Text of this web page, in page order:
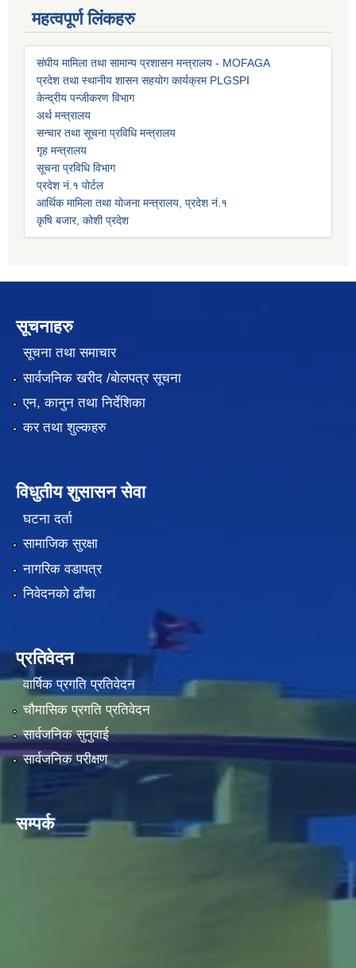
महत्वपूर्ण लिंकहरु
संघीय मामिला तथा सामान्य प्रशासन मन्त्रालय - MOFAGA
प्रदेश तथा स्थानीय शासन सहयोग कार्यक्रम PLGSPI
केन्द्रीय पन्जीकरण विभाग
अर्थ मन्त्रालय
सन्चार तथा सूचना प्रविधि मन्त्रालय
गृह मन्त्रालय
सूचना प्रविधि विभाग
प्रदेश नं.१ पोर्टल
आर्थिक मामिला तथा योजना मन्त्रालय, प्रदेश नं.१
कृषि बजार, कोशी प्रदेश
सूचनाहरु
सूचना तथा समाचार
सार्वजनिक खरीद /बोलपत्र सूचना
एन, कानुन तथा निर्देशिका
कर तथा शुल्कहरु
विधुतीय शुसासन सेवा
घटना दर्ता
सामाजिक सुरक्षा
नागरिक वडापत्र
निवेदनको ढाँचा
प्रतिवेदन
वार्षिक प्रगति प्रतिवेदन
चौमासिक प्रगति प्रतिवेदन
सार्वजनिक सुनुवाई
सार्वजनिक परीक्षण
सम्पर्क